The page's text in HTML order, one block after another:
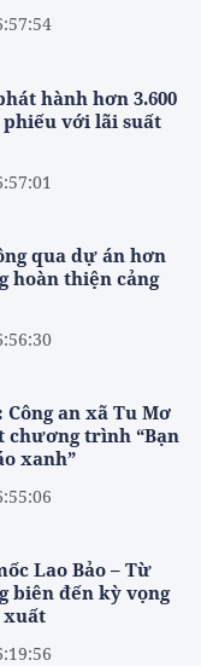
hành hơn 3.600
với lãi suất
qua dự án hơn
hoàn thiện cảng
Công an xã Tu Mơ
chương trình “Bạn
xanh”
Lao Bảo – Từ
biên đến kỳ vọng
xuất